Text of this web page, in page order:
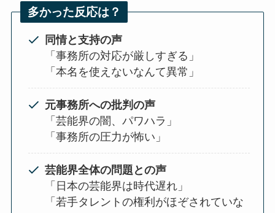
多かった反応は？
同情と支持の声
「事務所の対応が厳しすぎる」
「本名を使えないなんて異常」
元事務所への批判の声
「芸能界の闇、パワハラ」
「事務所の圧力が怖い」
芸能界全体の問題との声
「日本の芸能界は時代遅れ」
「若手タレントの権利がほぞされていな